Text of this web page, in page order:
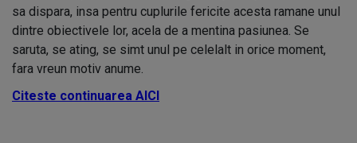
sa dispara, insa pentru cuplurile fericite acesta ramane unul
dintre obiectivele lor, acela de a mentina pasiunea. Se
saruta, se ating, se simt unul pe celelalt in orice moment,
fara vreun motiv anume.
Citeste continuarea AICI